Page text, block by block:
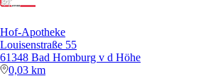
Hof-Apotheke
Louisenstraße 55
61348 Bad Homburg v d Höhe
0,03 km